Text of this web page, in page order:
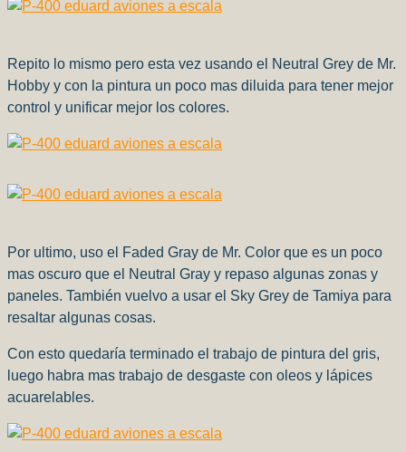
Repito lo mismo pero esta vez usando el Neutral Grey de Mr.
Hobby y con la pintura un poco mas diluida para tener mejor
control y unificar mejor los colores.
Por ultimo, uso el Faded Gray de Mr. Color que es un poco
mas oscuro que el Neutral Gray y repaso algunas zonas y
paneles. También vuelvo a usar el Sky Grey de Tamiya para
resaltar algunas cosas.
Con esto quedaría terminado el trabajo de pintura del gris,
luego habra mas trabajo de desgaste con oleos y lápices
acuarelables.